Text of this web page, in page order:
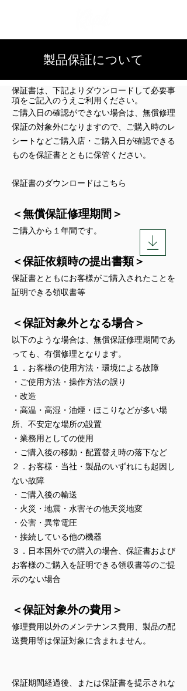
製品保証について
保証書は、下記よりダウンロードして必要事
項をご記入のうえご利用ください。
ご購入日の確認ができない場合は、無償修理
保証の対象外になりますので、ご購入時のレ
シートなどご購入店・ご購入日が確認できる
ものを保証書とともに保管ください。
保証書のダウンロードはこちら
＜無償保証修理期間＞
ご購入から１年間です。
＜保証依頼時の提出書類＞
保証書とともにお客様がご購入されたことを
証明できる領収書等
＜保証対象外となる場合＞
以下のような場合は、無償保証修理期間であ
っても、有償修理となります。
１．お客様の使用方法・環境による故障
・ご使用方法・操作方法の誤り
・改造
・高温・高湿・油煙・ほこりなどが多い場
所、不安定な場所の設置
・業務用としての使用
・ご購入後の移動・配置替え時の落下など
２．お客様・当社・製品のいずれにも起因し
ない故障
・ご購入後の輸送
・火災・地震・水害その他天災地変
・公害・異常電圧
・接続している他の機器
３．日本国外での購入の場合、保証書および
お客様のご購入を証明できる領収書等のご提
示のない場合
＜保証対象外の費用＞
修理費用以外のメンテナンス費用、製品の配
送費用等は保証対象に含まれません。
保証期間経過後、または保証書を提示されな